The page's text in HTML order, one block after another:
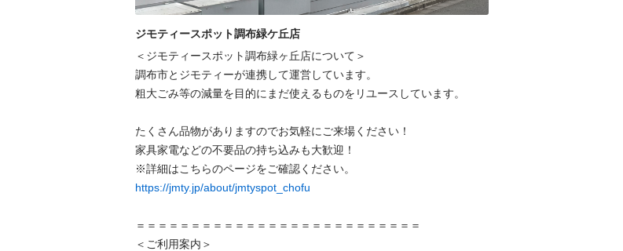
ジモティースポット調布緑ケ丘店
＜ジモティースポット調布緑ヶ丘店について＞
調布市とジモティーが連携して運営しています。
粗⼤ごみ等の減量を⽬的にまだ使えるものをリユースしています。
たくさん品物がありますのでお気軽にご来場ください！
家具家電などの不要品の持ち込みも大歓迎！
https://jmty.jp/about/jmtyspot_chofu
＝＝＝＝＝＝＝＝＝＝＝＝＝＝＝＝＝＝＝＝＝＝＝＝＝＝
＜ご利用案内＞